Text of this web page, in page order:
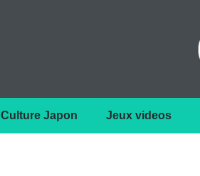
Culture Japon Jeux videos